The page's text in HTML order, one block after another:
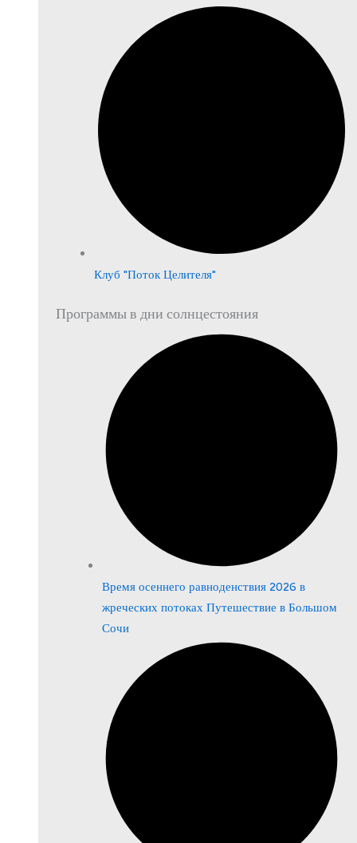
Клуб "Поток Целителя"
Программы в дни солнцестояния
Время осеннего равноденствия 2026 в
жреческих потоках Путешествие в Большом
Сочи